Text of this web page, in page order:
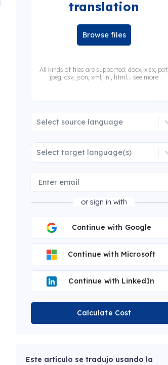
translation
Browse files
All kinds of files are supported: docx, xlsx, pdf,
jpeg, csv, json, xml, ini, html... see more
Select source language
Select target language(s)
or sign in with
Continue with Google
Continue with Microsoft
Continue with LinkedIn
Calculate Cost
Este artículo se tradujo usando la